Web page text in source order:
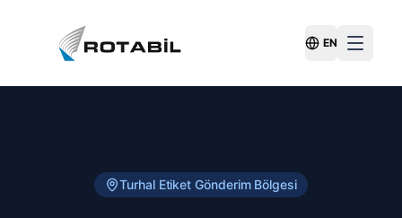
Switch
EN
Turhal Etiket Gönderim Bölgesi